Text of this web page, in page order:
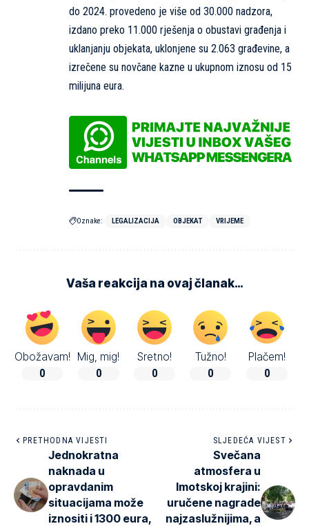
do 2024. provedeno je više od 30.000 nadzora,
izdano preko 11.000 rješenja o obustavi građenja i
uklanjanju objekata, uklonjene su 2.063 građevine, a
izrečene su novčane kazne u ukupnom iznosu od 15
milijuna eura.
Oznake: LEGALIZACIJA OBJEKAT VRIJEME
Vaša reakcija na ovaj članak…
Obožavam!
0
Mig, mig!
0
Sretno!
0
Tužno!
0
Plačem!
0
PRETHODNA VIJESTI
Jednokratna
naknada u
opravdanim
situacijama može
iznositi i 1300 eura,
SLJEDEĆA VIJEST
Svečana
atmosfera u
Imotskoj krajini:
uručene nagrade
najzaslužnijima, a